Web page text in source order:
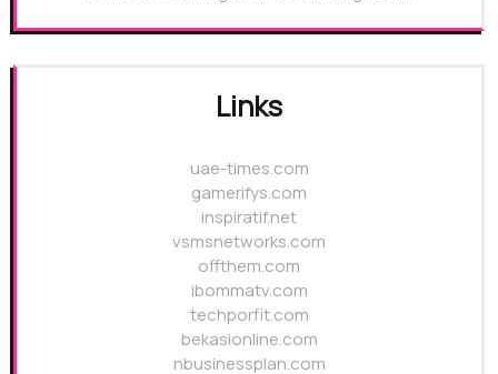
Links
uae-times.com
gamerifys.com
inspiratif.net
vsmsnetworks.com
offthem.com
ibommatv.com
techporfit.com
bekasionline.com
nbusinessplan.com